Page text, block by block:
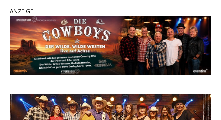
Parton, Bill Anderson und Shaboozey im Fokus
Chris Johnson & The Hollywood Hillbillies
kündigen neues Album mit „Better Days
Ahead“ an
Danke für Euer Vertrauen: Country.de erreicht
ANZEIGE